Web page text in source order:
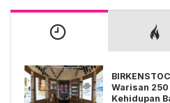
Warisan 250
Kehidupan